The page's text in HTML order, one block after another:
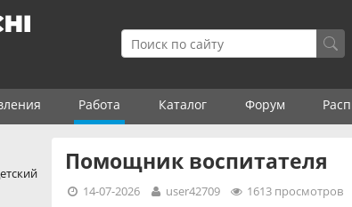
Работа Каталог Форум
Помощник воспитателя
14-07-2026 user42709 1613 просмотров